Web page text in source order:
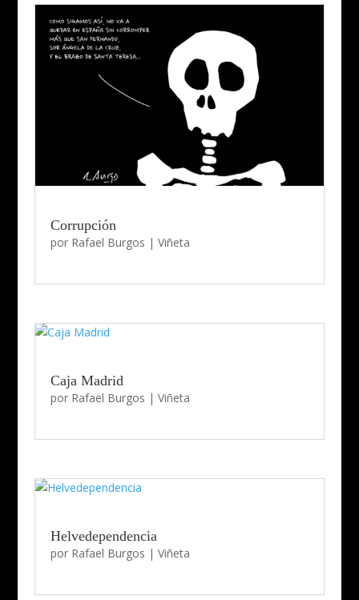
Corrupción
por Rafael Burgos | Viñeta
Caja Madrid
por Rafael Burgos | Viñeta
Helvedependencia
por Rafael Burgos | Viñeta